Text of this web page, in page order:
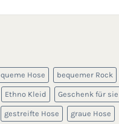
Hose bequemer Rock
Ethno Kleid Geschenk für sie
gestreifte Hose graue Hose